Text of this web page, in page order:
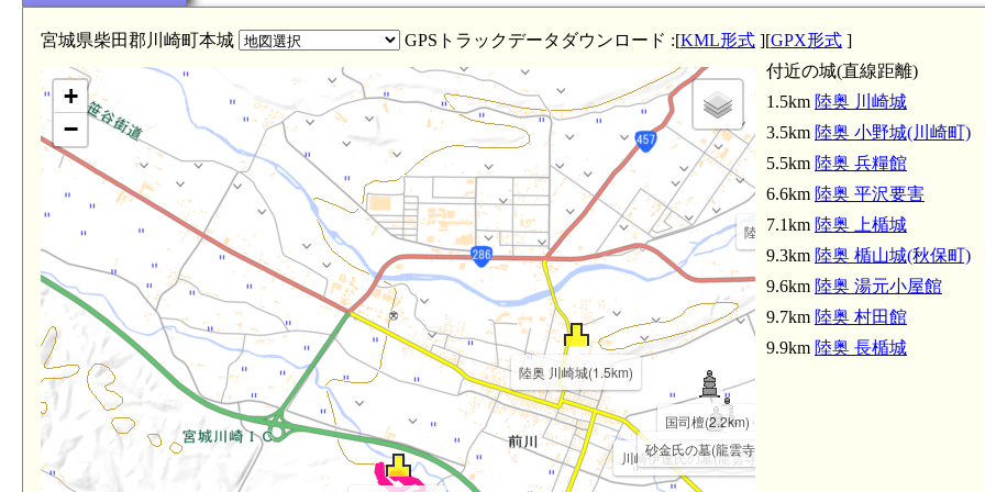
宮城県柴田郡川崎町本城 GPSトラックデータダウンロード :[KML形式 ][GPX形式 ]
川崎伊達氏の墓(龍雲寺)(2.2km)
国司檀(2.2km)
砂金氏の墓(龍雲寺)(2.3km)
陸奥 川崎城(1.5km)
陸奥 小野城(川崎町)(3.5km)
+
−
付近の城(直線距離)
1.5km 陸奥 川崎城
3.5km 陸奥 小野城(川崎町)
5.5km 陸奥 兵糧館
6.6km 陸奥 平沢要害
7.1km 陸奥 上楯城
9.3km 陸奥 楯山城(秋保町)
9.6km 陸奥 湯元小屋館
9.7km 陸奥 村田館
9.9km 陸奥 長楯城